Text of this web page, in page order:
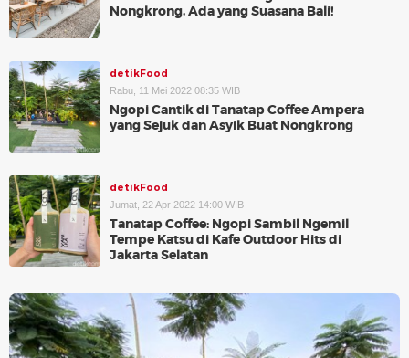
Nongkrong, Ada yang Suasana Bali!
detikFood
Rabu, 11 Mei 2022 08:35 WIB
Ngopi Cantik di Tanatap Coffee Ampera
yang Sejuk dan Asyik Buat Nongkrong
detikFood
Jumat, 22 Apr 2022 14:00 WIB
Tanatap Coffee: Ngopi Sambil Ngemil
Tempe Katsu di Kafe Outdoor Hits di
Jakarta Selatan